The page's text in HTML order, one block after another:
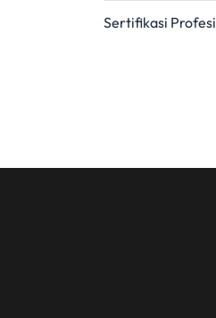
Sertifikasi Profesi